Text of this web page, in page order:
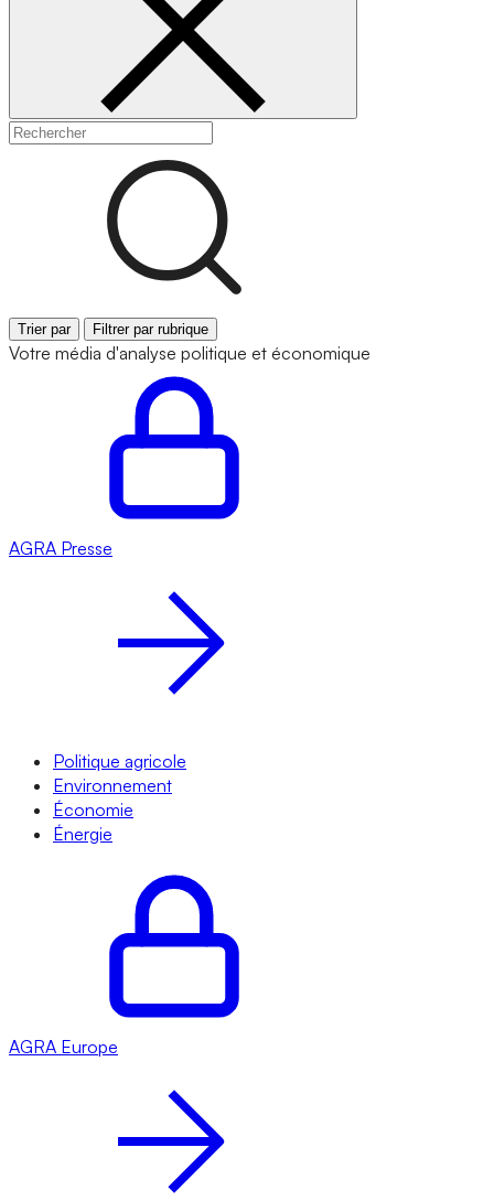
Trier par Filtrer par rubrique
Votre média d'analyse politique et économique
AGRA Presse
Politique agricole
Environnement
Économie
Énergie
AGRA Europe